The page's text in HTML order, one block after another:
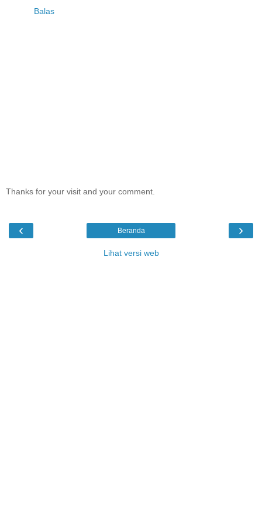
Balas
Thanks for your visit and your comment.
‹ ›
Beranda
Lihat versi web